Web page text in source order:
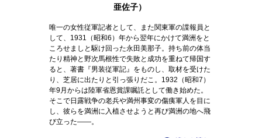
亜佐子）
唯一の女性従軍記者として、また関東軍の諜報員と
して、1931（昭和6）年から翌年にかけて満洲をと
ころせましと駆け回った永田美那子。持ち前の体当
たり精神と野次馬根性で失敗と成功を重ねて帰国す
ると、著書『男装従軍記』をものし、取材を受けた
り、芝居に出たりと引っ張りだこ。1932（昭和7）
年9月からは陸軍省恩賞課嘱託として働き始めた。
そこで日露戦争の老兵や満州事変の傷痍軍人を目に
し、彼らを満洲に入植させようと再び満洲の地へ飛
び立った――。